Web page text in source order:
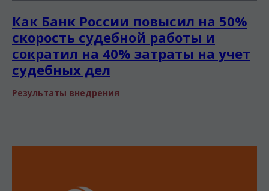
Как Банк России повысил на 50%
скорость судебной работы и
сократил на 40% затраты на учет
судебных дел
Результаты внедрения